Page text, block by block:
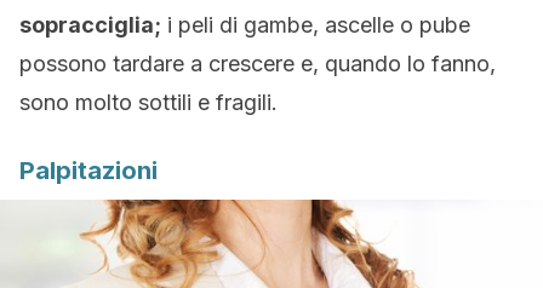
sopracciglia; i peli di gambe, ascelle o pube
possono tardare a crescere e, quando lo fanno,
sono molto sottili e fragili.
Palpitazioni